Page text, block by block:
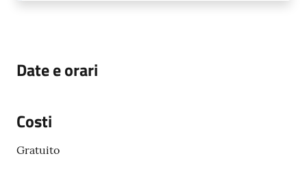
Date e orari
Costi
Gratuito